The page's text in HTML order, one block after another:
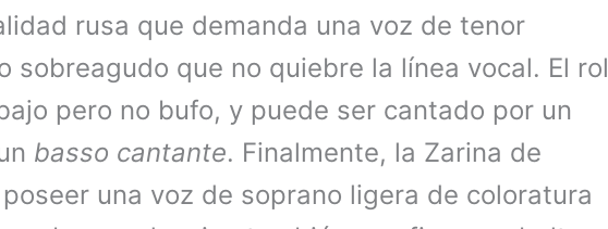
rusa que demanda una voz de tenor
sobreagudo que no quiebre la línea vocal. El rol
pero no bufo, y puede ser cantado por un
basso cantante. Finalmente, la Zarina de
una voz de soprano ligera de coloratura